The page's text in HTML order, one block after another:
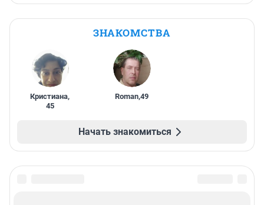
ЗНАКОМСТВА
Кристиана,
45
Roman,49
Начать знакомиться